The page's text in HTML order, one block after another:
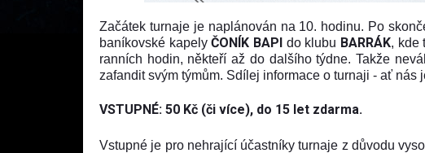
Začátek turnaje je naplánován na 10. hodinu. Po
baníkovské kapelyČONÍK BAPI do klubu BARRÁK, kde
ranních hodin, někteří až do dalšího týdne. Takže
zafandit svým týmům. Sdílej informace o turnaji - ať nás
VSTUPNÉ: 50 Kč (či více), do 15 let zdarma.
Vstupné je pro nehrající účastníky turnaje z důvodu